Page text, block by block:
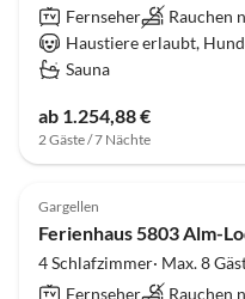
Fernseher
Rauchen
Haustiere erlaubt,
Sauna
ab 1.254,88 €
2 Gäste / 7 Nächte
Gargellen
Ferienhaus 5803 Alm-
4 Schlafzimmer· Max. 8
Fernseher
Rauchen